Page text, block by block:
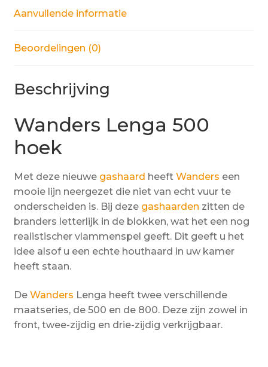
Winkelmand
Aanvullende informatie
Beoordelingen (0)
Beschrijving
Wanders Lenga 500
hoek
Met deze nieuwe gashaard heeft Wanders een
mooie lijn neergezet die niet van echt vuur te
onderscheiden is. Bij deze gashaarden zitten de
branders letterlijk in de blokken, wat het een nog
realistischer vlammenspel geeft. Dit geeft u het
idee alsof u een echte houthaard in uw kamer
heeft staan.
De Wanders Lenga heeft twee verschillende
maatseries, de 500 en de 800. Deze zijn zowel in
front, twee-zijdig en drie-zijdig verkrijgbaar.